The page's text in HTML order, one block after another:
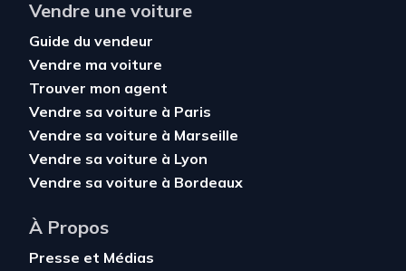
Vendre une voiture
Guide du vendeur
Vendre ma voiture
Trouver mon agent
Vendre sa voiture à Paris
Vendre sa voiture à Marseille
Vendre sa voiture à Lyon
Vendre sa voiture à Bordeaux
À Propos
Presse et Médias